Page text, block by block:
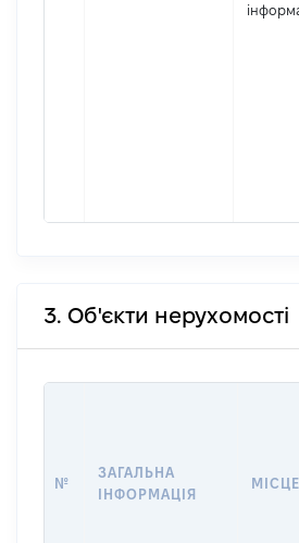
3. Об'єкти нерухомості
№
ЗАГАЛЬНА
ІНФОРМАЦІЯ